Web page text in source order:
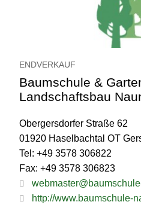
ENDVERKAUF
Baumschule &
Landschaftsbau
Obergersdorfer Straße 62
01920 Haselbachtal OT
Tel: +49 3578 306822
Fax: +49 3578 306823
http://www.baumschule-